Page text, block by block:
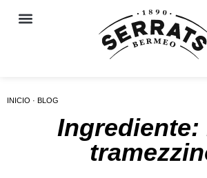
INICIO · BLOG
Ingrediente: